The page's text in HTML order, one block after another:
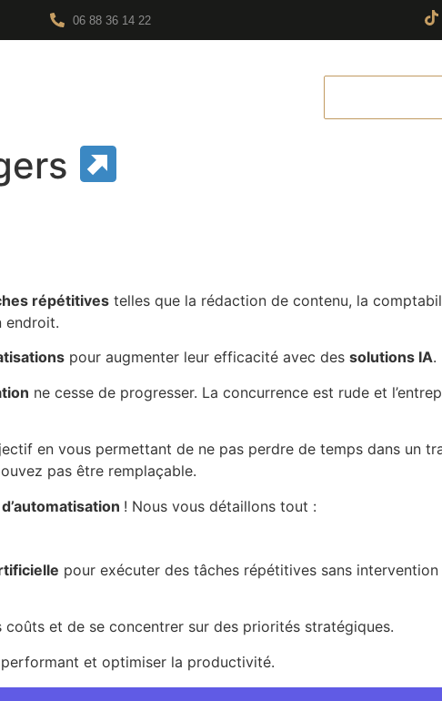
06 88 36 14 22
répétitives telles que la rédaction de contenu, la
endroit.
pour augmenter leur efficacité avec des solutions IA.
ne cesse de progresser. La concurrence est rude et
en vous permettant de ne pas perdre de temps dans un
pas être remplaçable.
! Nous vous détaillons tout :
pour exécuter des tâches répétitives sans
et de se concentrer sur des priorités stratégiques.
et optimiser la productivité.